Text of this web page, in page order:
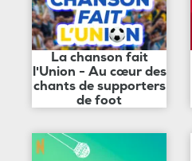
La chanson fait
l'Union - Au cœur des
chants de supporters
de foot